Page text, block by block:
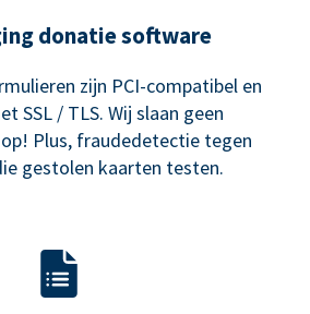
donatie software
zijn PCI-compatibel en
SSL / TLS. Wij slaan geen
Plus, fraudedetectie tegen
gestolen kaarten testen.